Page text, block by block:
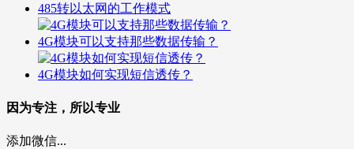
485转以太网的工作模式
4G模块可以支持那些数据传输？
4G模块如何实现短信透传？
因为专注，所以专业
添加微信...